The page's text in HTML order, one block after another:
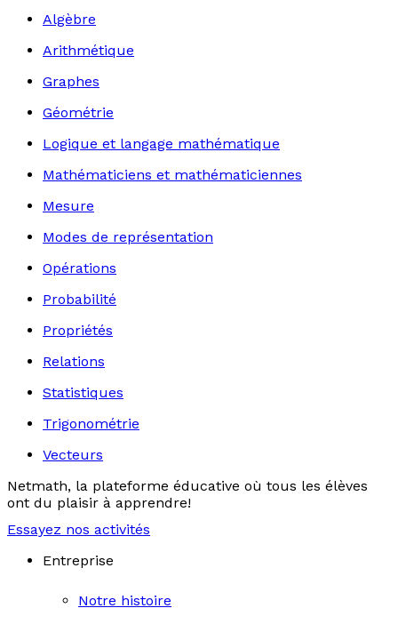
Algèbre
Arithmétique
Graphes
Géométrie
Logique et langage mathématique
Mathématiciens et mathématiciennes
Mesure
Modes de représentation
Opérations
Probabilité
Propriétés
Relations
Statistiques
Trigonométrie
Vecteurs
Netmath, la plateforme éducative où tous les élèves
ont du plaisir à apprendre!
Essayez nos activités
Entreprise
Notre histoire